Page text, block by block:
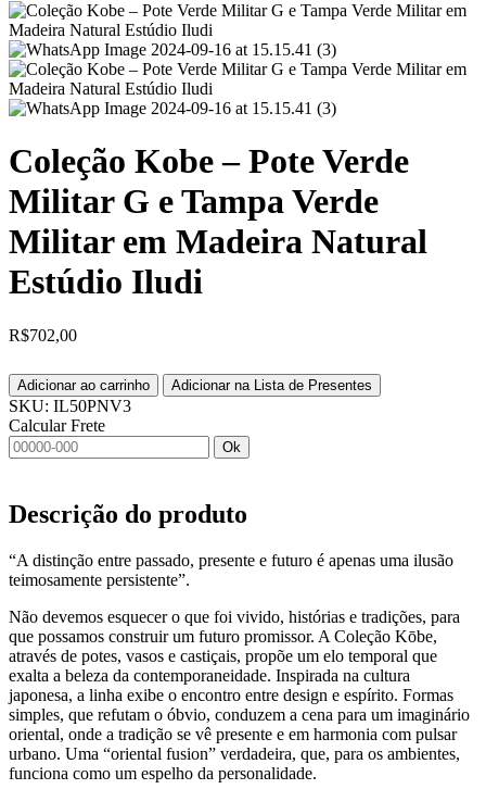
Coleção Kobe – Pote Verde
Militar G e Tampa Verde
Militar em Madeira Natural
Estúdio Iludi
R$702,00
Adicionar ao carrinho Adicionar na Lista de Presentes
SKU: IL50PNV3
Calcular Frete
Ok
Descrição do produto
“A distinção entre passado, presente e futuro é apenas uma ilusão
teimosamente persistente”.
Não devemos esquecer o que foi vivido, histórias e tradições, para
que possamos construir um futuro promissor. A Coleção Kōbe,
através de potes, vasos e castiçais, propõe um elo temporal que
exalta a beleza da contemporaneidade. Inspirada na cultura
japonesa, a linha exibe o encontro entre design e espírito. Formas
simples, que refutam o óbvio, conduzem a cena para um imaginário
oriental, onde a tradição se vê presente e em harmonia com pulsar
urbano. Uma “oriental fusion” verdadeira, que, para os ambientes,
funciona como um espelho da personalidade.